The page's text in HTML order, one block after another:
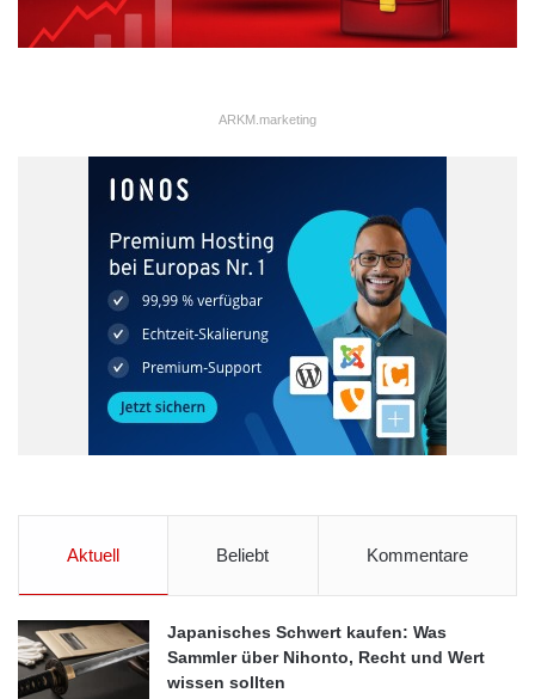
Spaß macht. Es gibt immer etwas Neues zu entdecken.
Touren, auf denen man besonders viel entdecken kann. Da gibt
es zum Beispiel den Spaziergang, der durch Neukölln führt und
die Spaziergänger auf die vielen türkischen Restaurants
aufmerksam macht. Natürlich gibt es auch Spaziergänge, die in
Dörfer außerhalb der Stadt führen. Diese Stadtspaziergänge
sind ein echter Geheimtipp. Man kann die Karten auch im
Online Shop der entsprechenden Zeitung kaufen oder einfach
mal anrufen und nachfragen.
Auch vom wirtschaftlichen Standpunkt gesehen macht Berlin
einen wunderbaren Eindruck. Berlin ist die innovativste Stadt in
Deutschland. Es gibt hier viele Neugründungen von
Sitz in Berlin. Berlin verzeichnet gerade ein großes
Wirtschaftswachstum. Viele Unternehmen erkennen das und
Tagungen mieten sollte.
ARKM.marketing
Aktuell Beliebt Kommentare
Japanisches Schwert kaufen: Was
Sammler über Nihonto, Recht und Wert
wissen sollten